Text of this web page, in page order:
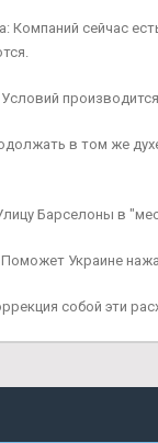
Компаний сейчас
Условий
в том же
Барселоны в
Поможет Украине
собой эти